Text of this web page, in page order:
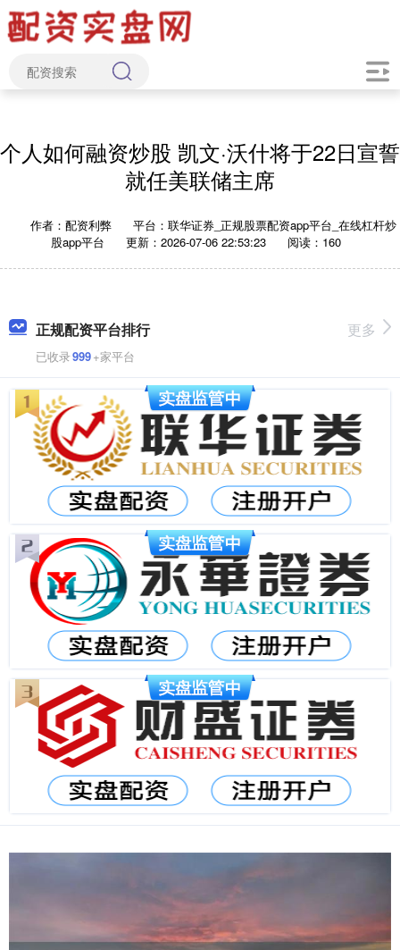
个人如何融资炒股 凯文·沃什将于22日宣誓
就任美联储主席
作者：配资利弊
平台：联华证券_正规股票配资app平台_在线杠杆炒
股app平台
更新：2026-07-06 22:53:23 阅读：160
正规配资平台排行
已收录999+家平台
更多